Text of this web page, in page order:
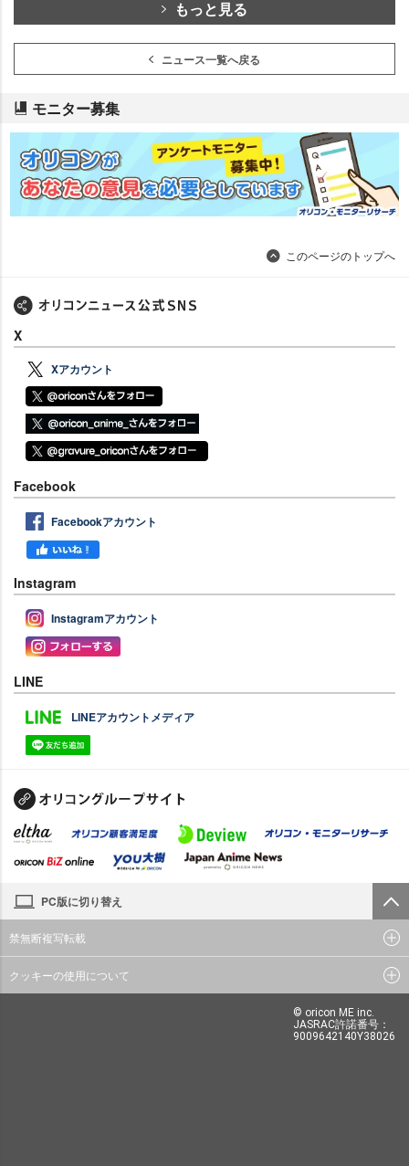
もっと見る
ニュース一覧へ戻る
モニター募集
このページのトップへ
X
Xアカウント
Facebook
Facebookアカウント
Instagram
Instagramアカウント
LINE
LINEアカウントメディア
PC版に切り替え
禁無断複写転載
クッキーの使用について
© oricon ME inc.
JASRAC許諾番号：
9009642140Y38026